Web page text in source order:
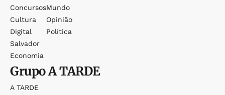
Concursos
Cultura
Digital
Salvador
Economia
Mundo
Opinião
Política
GrupoA TARDE
A TARDE